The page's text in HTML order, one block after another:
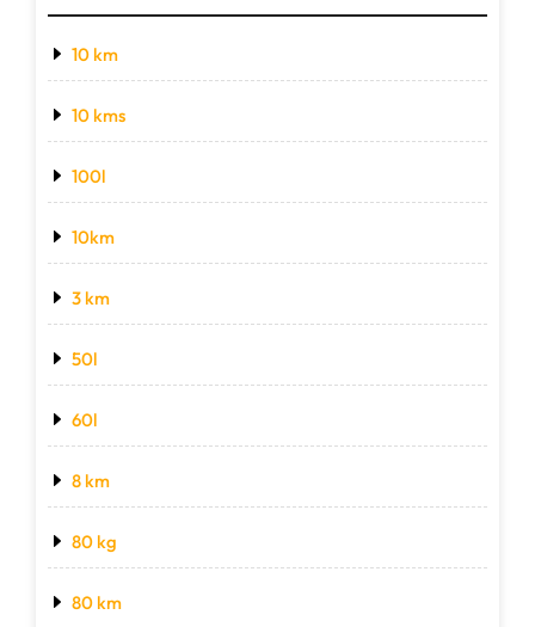
10 km
10 kms
100l
10km
3 km
50l
60l
8 km
80 kg
80 km